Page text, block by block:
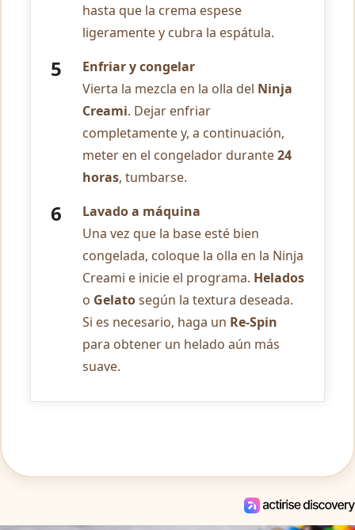
hasta que la crema espese
ligeramente y cubra la espátula.
Enfriar y congelar
Vierta la mezcla en la olla del Ninja
Creami. Dejar enfriar
completamente y, a continuación,
meter en el congelador durante24
horas, tumbarse.
Lavado a máquina
Una vez que la base esté bien
congelada, coloque la olla en la Ninja
Creami e inicie el programa. Helados
o Gelatosegún la textura deseada.
Si es necesario, haga un Re-Spin
para obtener un helado aún más
suave.